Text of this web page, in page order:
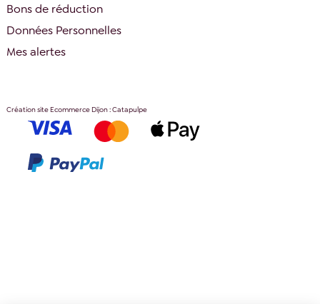
Bons de réduction
Données Personnelles
Mes alertes
Création site Ecommerce Dijon : Catapulpe